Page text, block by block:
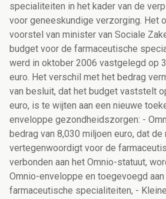
specialiteiten in het kader van de
voor geneeskundige verzorging. Het
voorstel van minister van Sociale
budget voor de farmaceutische
werd in oktober 2006 vastgelegd op
euro. Het verschil met het bedrag
van besluit, dat het budget vaststelt
euro, is te wijten aan een nieuwe
enveloppe gezondheidszorgen: -
bedrag van 8,030 miljoen euro, dat
vertegenwoordigt voor de
verbonden aan het Omnio-statuut,
Omnio-enveloppe en toegevoegd
farmaceutische specialiteiten, -